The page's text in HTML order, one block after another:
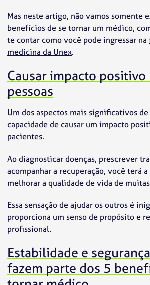
Mas neste artigo, não vamos somente
benefícios de se tornar um médico,
te contar como você pode ingressar na
medicina da Unex.
Causar impacto positivo
pessoas
Um dos aspectos mais significativos
capacidade de causar um impacto
pacientes.
Ao diagnosticar doenças, prescrever
acompanhar a recuperação, você terá
melhorar a qualidade de vida de muitas
Essa sensação de ajudar os outros é
proporciona um senso de propósito e
profissional.
Estabilidade e
fazem parte dos 5